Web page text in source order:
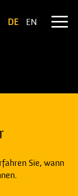
DE EN
Sie, wann